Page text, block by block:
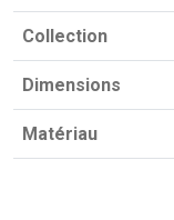
Collection
Dimensions
Matériau